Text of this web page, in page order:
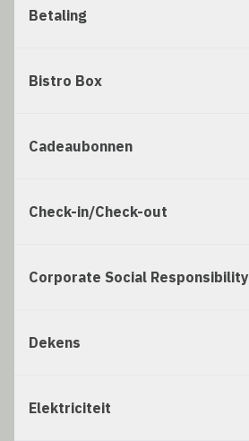
Betaling
Bistro Box
Cadeaubonnen
Check-in/Check-out
Corporate Social Responsibility
Dekens
Elektriciteit